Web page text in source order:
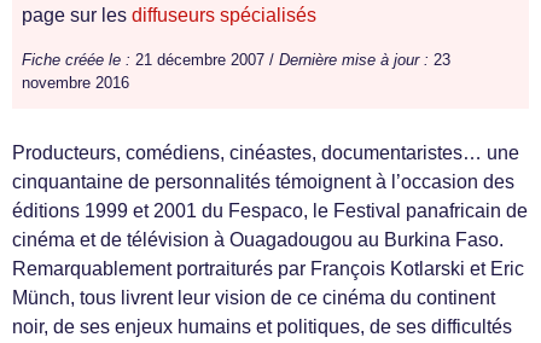
page sur les diffuseurs spécialisés
Fiche créée le : 21 décembre 2007 / Dernière mise à jour : 23
novembre 2016
Producteurs, comédiens, cinéastes, documentaristes… une
cinquantaine de personnalités témoignent à l’occasion des
éditions 1999 et 2001 du Fespaco, le Festival panafricain de
cinéma et de télévision à Ouagadougou au Burkina Faso.
Remarquablement portraiturés par François Kotlarski et Eric
Münch, tous livrent leur vision de ce cinéma du continent
noir, de ses enjeux humains et politiques, de ses difficultés